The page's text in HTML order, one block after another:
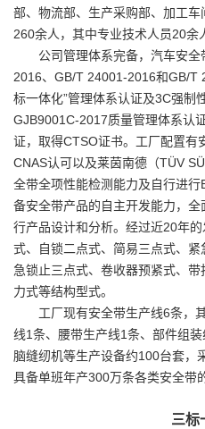
部、物流部、生产采购部、加工
260余人，其中专业技术人员20余
公司管理体系完备，汽车安全
2016、GB/T 24001-2016和GB/T
标一体化”管理体系认证及3C强制
GJB9001C-2017质量管理体系认
证，取得CTSO证书。工厂配置有
CNAS认可以及莱茵南德（TÜV
全带全项性能检测能力及自行进
备安全带产品的自主开发能力，
行产品设计和分析。经过近20年
式、自锁二点式、简易三点式、
急锁止三点式、卷收器预紧式、
力式等结构型式。
工厂现有安全带生产线6条，
线1条、腰带生产线1条、部件组
脑缝纫机等生产设备约100台套，
具备单班年产300万条各类安全带
三标